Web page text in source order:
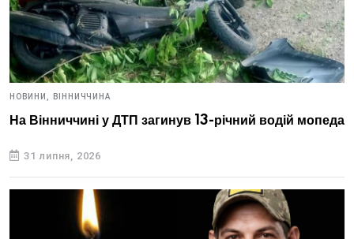
НОВИНИ, ВІННИЧЧИНА
На Вінниччині у ДТП загинув 13-річний водій мопеда
31 липня, 2026